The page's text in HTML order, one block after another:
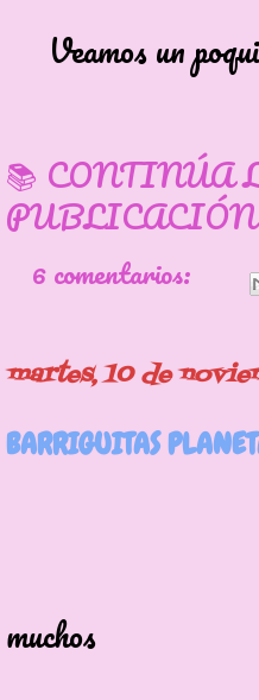
Veamos un
📚 CONTINÚA
6 comentarios:
martes, 10 de
BARRIGUITAS
muchos